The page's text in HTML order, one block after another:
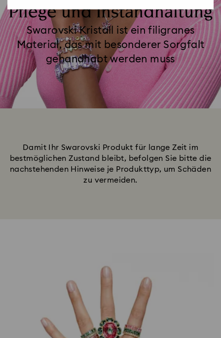
Pflege und Instandhaltung
Swarovski Kristall ist ein filigranes
Material, das mit besonderer Sorgfalt
gehandhabt werden muss
Damit Ihr Swarovski Produkt für lange Zeit im
bestmöglichen Zustand bleibt, befolgen Sie bitte die
nachstehenden Hinweise je Produkttyp, um Schäden
zu vermeiden.